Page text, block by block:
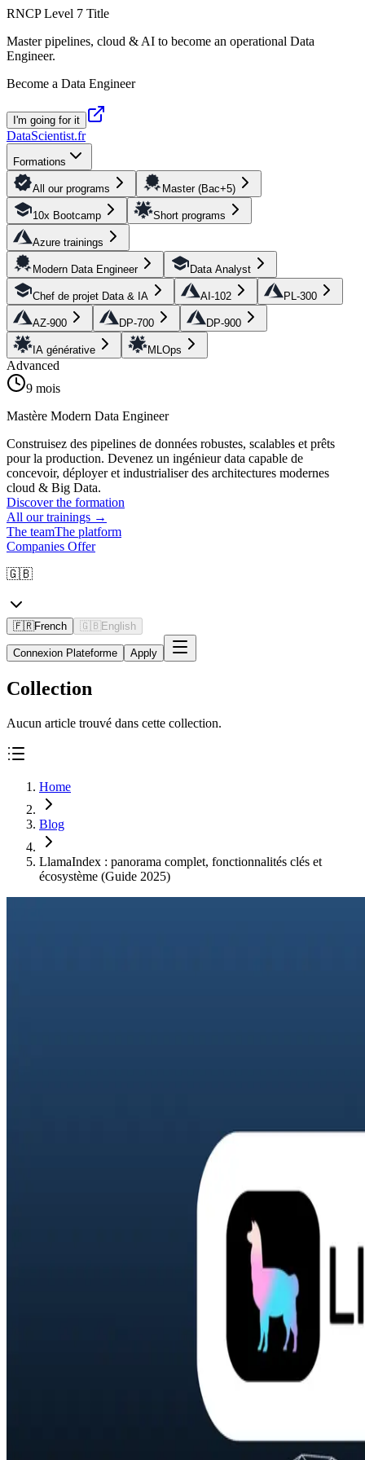
RNCP Level 7 Title
Master pipelines, cloud & AI to become an operational Data
Engineer.
Become a Data Engineer
I'm going for it
DataScientist.fr
Formations
All our programs Master (Bac+5)
10x Bootcamp Short programs
Azure trainings
Modern Data Engineer Data Analyst
Chef de projet Data & IA AI-102 PL-300
AZ-900 DP-700 DP-900
IA générative MLOps
Advanced
9 mois
Mastère Modern Data Engineer
Construisez des pipelines de données robustes, scalables et prêts
pour la production. Devenez un ingénieur data capable de
concevoir, déployer et industrialiser des architectures modernes
cloud & Big Data.
Discover the formation
All our trainings →
The teamThe platform
Companies Offer
🇬🇧
🇫🇷French 🇬🇧 English
Connexion Plateforme Apply
Collection
Aucun article trouvé dans cette collection.
Home
Blog
LlamaIndex : panorama complet, fonctionnalités clés et
écosystème (Guide 2025)